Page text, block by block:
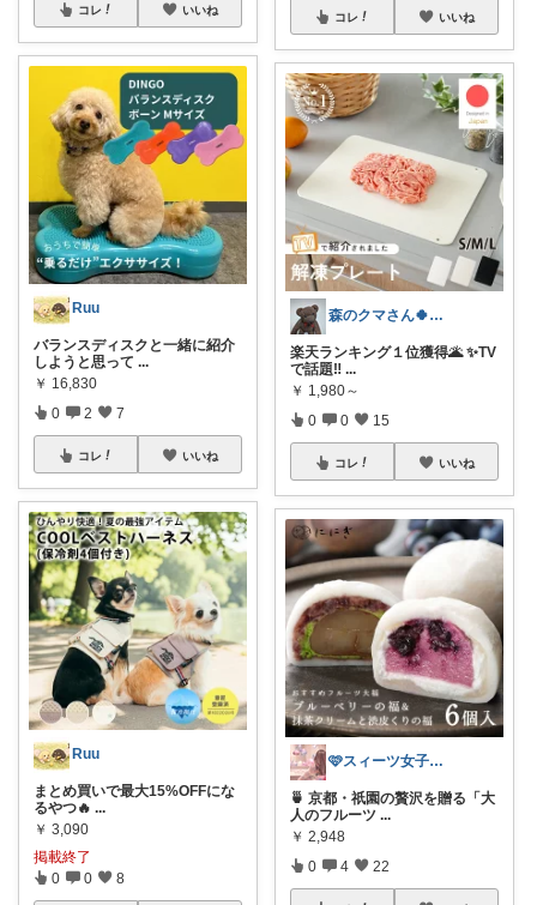
コレ いいね
Ruu
バランスディスクと一緒に紹介
しようと思って ...
￥ 16,830
0 2 7
コレ いいね
Ruu
まとめ買いで最大15%OFFにな
るやつ🔥 ...
￥ 3,090
掲載終了
0 0 8
コレ いいね
森のクマさん🍀発達障がい児のパパ
楽天ランキング１位獲得🌋 ✨️TV
で話題‼ ...
￥ 1,980～
0 0 15
コレ いいね
🩷スィーツ女子向けのお菓子ROOM🩷
🍵 京都・祇園の贅沢を贈る「大
人のフルーツ ...
￥ 2,948
0 4 22